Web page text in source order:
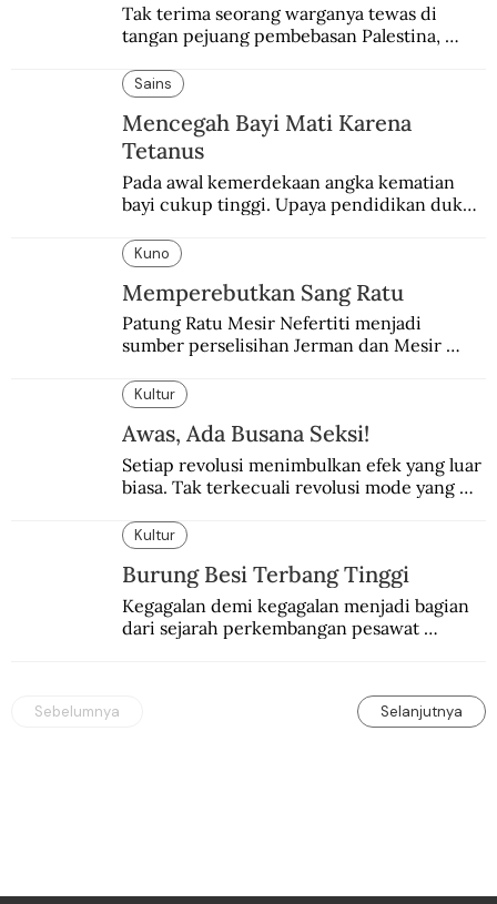
Tak terima seorang warganya tewas di
tangan pejuang pembebasan Palestina,
pembalasan.
Sains
Mencegah Bayi Mati Karena
Tetanus
Pada awal kemerdekaan angka kematian
bayi cukup tinggi. Upaya pendidikan dukun
Kuno
Memperebutkan Sang Ratu
Patung Ratu Mesir Nefertiti menjadi
sumber perselisihan Jerman dan Mesir
Kultur
Awas, Ada Busana Seksi!
Setiap revolusi menimbulkan efek yang luar
biasa. Tak terkecuali revolusi mode yang
Kultur
Burung Besi Terbang Tinggi
Kegagalan demi kegagalan menjadi bagian
dari sejarah perkembangan pesawat
Sebelumnya Selanjutnya